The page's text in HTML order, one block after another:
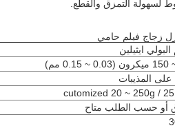
زجاج فيلم حامي
البولي ايثيلين
على المذيبات
cutomized 20 ~ 250g /
أو حسب الطلب متاح